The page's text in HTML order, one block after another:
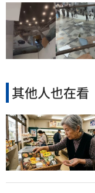
其他人也在看